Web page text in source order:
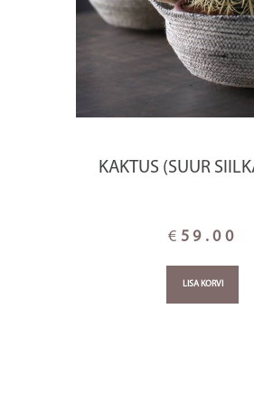
KAKTUS (SUUR
€ 59.00
LISA KORVI